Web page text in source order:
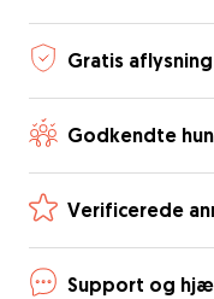
Gratis aflysning
Godkendte
Verificerede
Support og